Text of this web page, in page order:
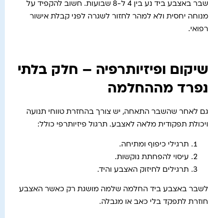
שבר באצבע ביד נע בין 4 ל-8 שבועות. חשוב להקפיד על
מנוחה יחסית ולא למהר לחזור לשגרה לפני קבלת אישור
רפואי.
שיקום ופיזיותרפיה – חלק בלתי
נפרד מההחלמה
גם לאחר שהשבר התאחה, יש צורך בהחזרת טווחי תנועה
ויכולת תפקודית מלאה לאצבע. תרגול פיזיותרפי כולל:
תרגילי כיפוף ומתיחה.
עיסוי להפחתת נוקשות.
תרגילים לחיזוק האצבע והיד.
לשבר באצבע ביד החלמה שלמה מושגת רק כאשר האצבע
חוזרת לתפקד בלי כאב או מגבלה.